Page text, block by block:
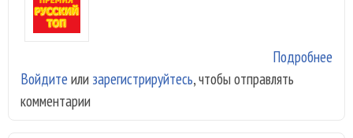
Подробнее
Войдите или зарегистрируйтесь, чтобы отправлять
комментарии